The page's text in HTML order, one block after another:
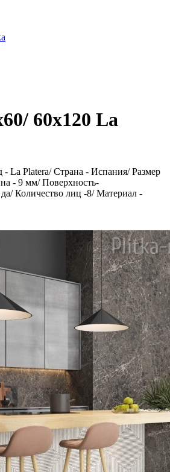
60х120 La
- La Platera/ Страна - Испания/ Размер
- 9 мм/ Поверхность-
Количество лиц -8/ Материал -